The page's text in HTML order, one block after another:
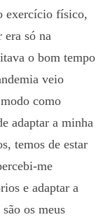
exercício físico,
era só na
o bom tempo
veio
como
adaptar a minha
temos de estar
me
e adaptar a
os meus